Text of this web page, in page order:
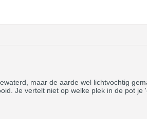
maar de aarde wel lichtvochtig
Je vertelt niet op welke plek in de pot